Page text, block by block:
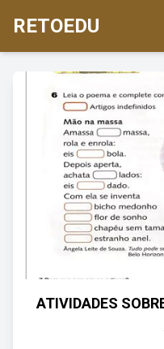
RETOEDU
ATIVIDADES